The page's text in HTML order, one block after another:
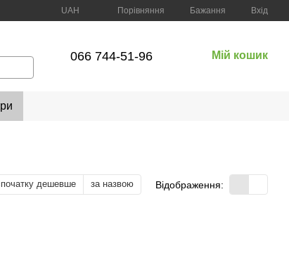
UAH Порівняння Бажання Вхід
066 744-51-96 Мій кошик
дешевше за назвою Відображення: